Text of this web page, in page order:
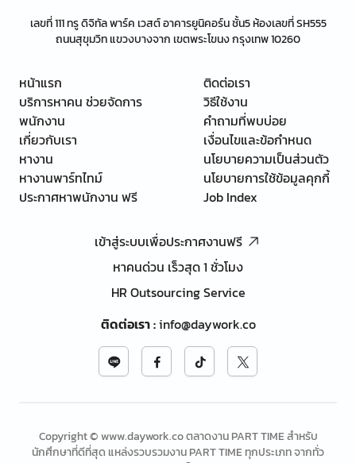
เลขที่ 111 ทรู ดิจิทัล พาร์ค เวสต์ อาคารยูนิคอร์น ชั้น5 ห้องเลขที่ SH555
ถนนสุขุมวิท แขวงบางจาก เขตพระโขนง กรุงเทพ 10260
หน้าแรก
บริการหาคน ช่วยจัดการ
พนักงาน
เกี่ยวกับเรา
หางาน
หางานพาร์ทไทม์
ประกาศหาพนักงาน ฟรี
ติดต่อเรา
วิธีใช้งาน
คำถามที่พบบ่อย
เงื่อนไขและข้อกำหนด
นโยบายความเป็นส่วนตัว
นโยบายการใช้ข้อมูลคุกกี้
Job Index
เข้าสู่ระบบเพื่อประกาศงานฟรี
หาคนด่วน เร็วสุด 1 ชั่วโมง
HR Outsourcing Service
ติดต่อเรา:info@daywork.co
Copyright © www.daywork.co ตลาดงาน PART TIME สำหรับ
นักศึกษาที่ดีที่สุด แหล่งรวบรวมงาน PART TIME ทุกประเภท จากทั่ว